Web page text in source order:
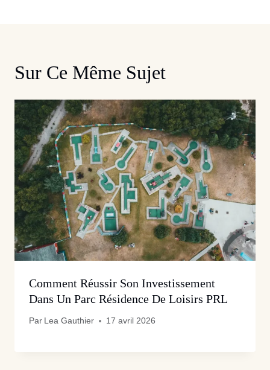
Sur Ce Même Sujet
Comment Réussir Son Investissement
Dans Un Parc Résidence De Loisirs PRL
Par Lea Gauthier 17 avril 2026